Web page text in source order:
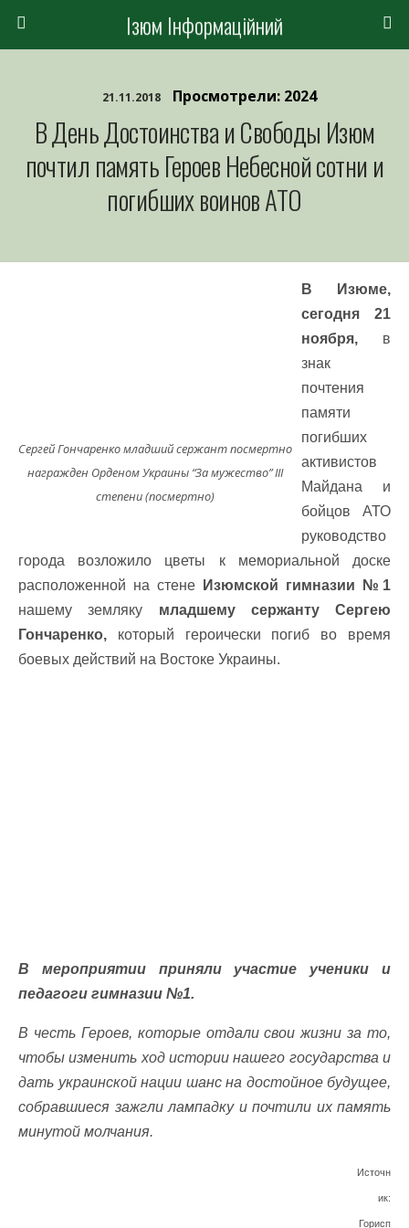
Ізюм Інформаційний
21.11.2018 Просмотрели: 2024
В День Достоинства и Свободы Изюм
почтил память Героев Небесной сотни и
погибших воинов АТО
Сергей Гончаренко младший сержант посмертно
награжден Орденом Украины “За мужество” ІІІ
степени (посмертно)
В Изюме,
сегодня 21
ноября, в
знак
почтения
памяти
погибших
активистов
Майдана и
бойцов АТО
руководство
города возложило цветы к мемориальной доске
расположенной на стене
Изюмской гимназии №1
нашему земляку младшему сержанту Сергею
Гончаренко, который героически погиб во время
боевых действий на Востоке Украины.
В мероприятии приняли участие ученики и
педагоги гимназии №1.
В честь Героев, которые отдали свои жизни за то,
чтобы изменить ход истории нашего государства и
дать украинской нации шанс на достойное будущее,
собравшиеся зажгли лампадку и почтили их память
минутой молчания.
Источн
ик:
Горисп